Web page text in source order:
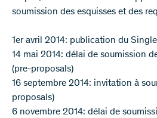
soumission des esquisses et des
1er avril 2014: publication du
14 mai 2014: délai de soumission
(pre-proposals)
16 septembre 2014: invitation à
proposals)
6 novembre 2014: délai de